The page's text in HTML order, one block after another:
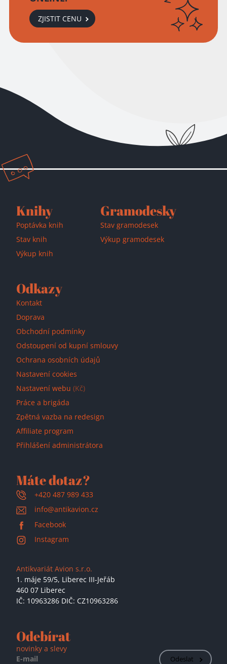
ZJISTIT CENU
Knihy
Poptávka knih
Stav knih
Výkup knih
Gramodesky
Stav gramodesek
Výkup gramodesek
Odkazy
Kontakt
Doprava
Obchodní podmínky
Odstoupení od kupní smlouvy
Ochrana osobních údajů
Nastavení cookies
Nastavení webu (Kč)
Práce a brigáda
Zpětná vazba na redesign
Affiliate program
Přihlášení administrátora
Máte dotaz?
+420 487 989 433
info@antikavion.cz
Facebook
Instagram
Antikvariát Avion s.r.o.
1. máje 59/5, Liberec III-Jeřáb
460 07 Liberec
IČ: 10963286 DIČ: CZ10963286
Odebírat
novinky a slevy
Odeslat